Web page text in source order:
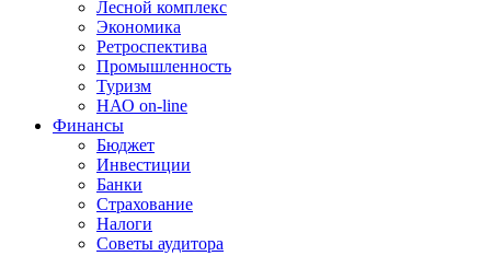
Лесной комплекс
Экономика
Ретроспектива
Промышленность
Туризм
НАО on-line
Финансы
Бюджет
Инвестиции
Банки
Страхование
Налоги
Советы аудитора